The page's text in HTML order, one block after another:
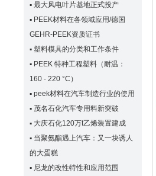
▪ 最大风电叶片基地正式投产
▪ PEEK材料在各领域应用/德国
GEHR-PEEK资质证书
▪ 塑料模具的分类和工作条件
▪ PEEK 特种工程塑料（耐温：
160 - 220 °C）
▪ peek材料在汽车制造行业的使用
▪ 茂名石化汽车专用料新突破
▪ 大庆石化120万t乙烯装置建成
▪ 当聚氨酯遇上汽车：又一块诱人
的大蛋糕
▪ 尼龙的改性特性和应用范围